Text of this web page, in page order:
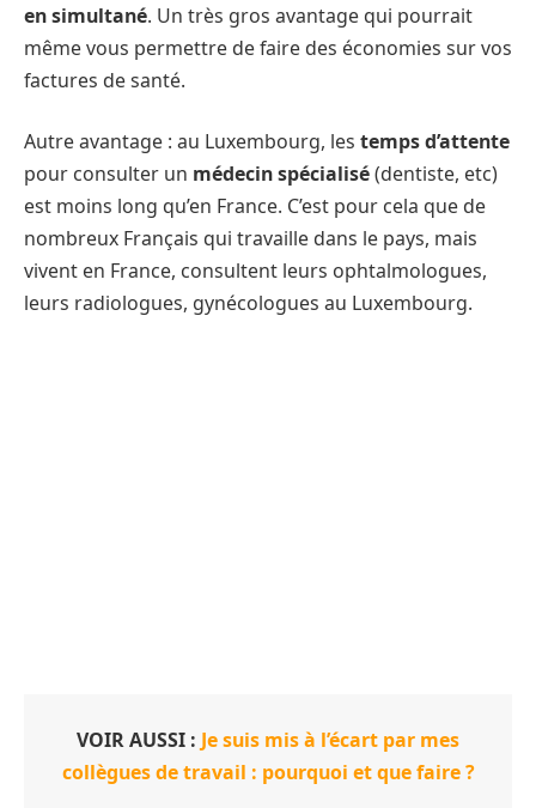
en simultané. Un très gros avantage qui pourrait
même vous permettre de faire des économies sur vos
factures de santé.
Autre avantage : au Luxembourg, les temps d’attente
pour consulter un médecin spécialisé(dentiste, etc)
est moins long qu’en France. C’est pour cela que de
nombreux Français qui travaille dans le pays, mais
vivent en France, consultent leurs ophtalmologues,
leurs radiologues, gynécologues au Luxembourg.
VOIR AUSSI : Je suis mis à l’écart par mes
collègues de travail : pourquoi et que faire ?